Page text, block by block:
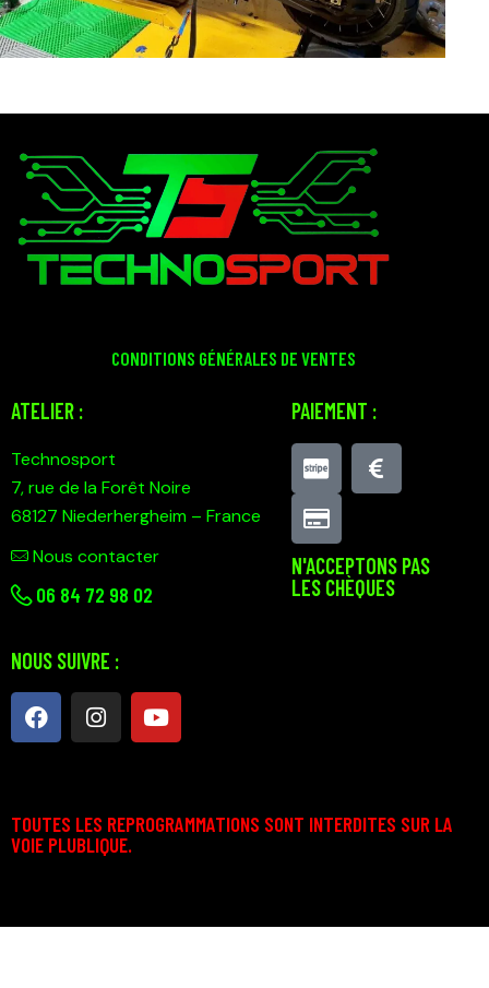
CONDITIONS GÉNÉRALES DE VENTES
ATELIER :
Technosport
7, rue de la Forêt Noire
68127 Niederhergheim – France
Nous contacter
06 84 72 98 02
PAIEMENT :
N'ACCEPTONS PAS
LES CHÈQUES
NOUS SUIVRE :
TOUTES LES REPROGRAMMATIONS SONT INTERDITES SUR LA
VOIE PLUBLIQUE.